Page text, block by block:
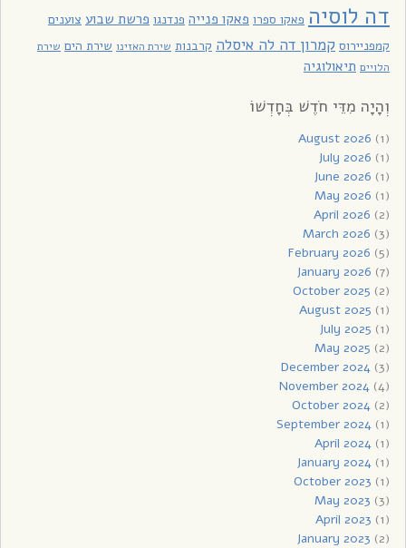
דה לוסיה פאקו ספרו פאקו פנייה פנדנגו פרשת שבוע צוענים
קמפניירוס קמרון דה לה איסלה קרבנות שירת האזינו שירת הים שירת
הלויים תיאולוגיה
וְהָיָה מִדֵּי חֹדֶשׁ בְּחָדְשׁוֹ
August 2026 (1)
July 2026 (1)
June 2026 (1)
May 2026 (1)
April 2026 (2)
March 2026 (3)
February 2026 (5)
January 2026 (7)
October 2025 (2)
August 2025 (1)
July 2025 (1)
May 2025 (2)
December 2024(3)
November 2024(4)
October 2024(2)
September 2024(1)
April 2024(1)
January 2024(1)
October 2023 (1)
May 2023 (3)
April 2023 (1)
January 2023 (2)